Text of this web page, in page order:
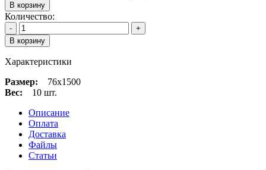
В корзину
Количество:
-
+
В корзину
Характеристики
Размер:
76х1500
Вес:
10 шт.
Описание
Оплата
Доставка
Файлы
Статьи